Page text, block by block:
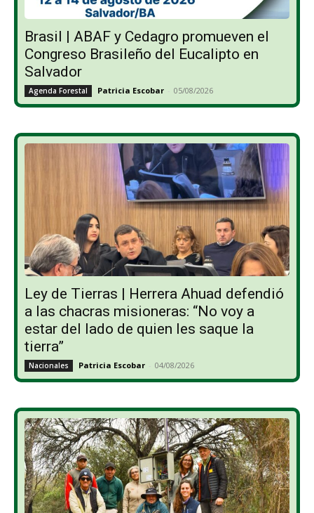
Brasil | ABAF y Cedagro promueven el
Congreso Brasileño del Eucalipto en
Salvador
Agenda Forestal Patricia Escobar - 05/08/2026
Ley de Tierras | Herrera Ahuad defendió
a las chacras misioneras: “No voy a
estar del lado de quien les saque la
tierra”
Nacionales Patricia Escobar - 04/08/2026